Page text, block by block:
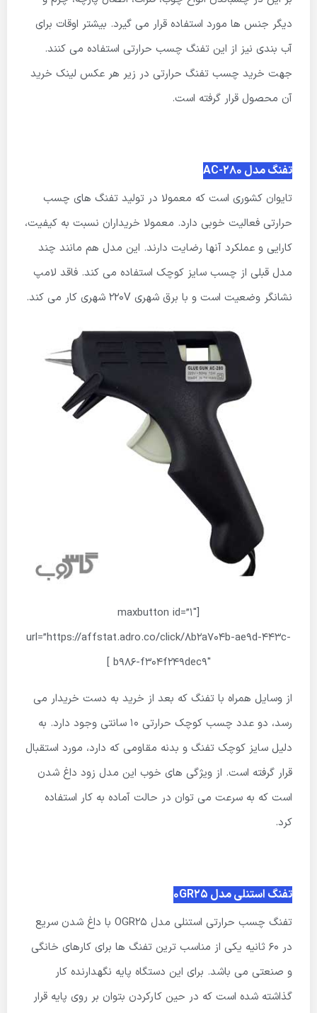
دیگر جنس ها مورد استفاده قرار می گیرد. بیشتر اوقات برای
آب بندی نیز از این تفنگ چسب حرارتی استفاده می کنند.
جهت خرید چسب تفنگ حرارتی در زیر هر عکس لینک خرید
آن محصول قرار گرفته است.
تفنگ مدل AC-280
تایوان کشوری است که معمولا در تولید تفنگ های چسب
حرارتی فعالیت خوبی دارد. معمولا خریداران نسبت به کیفیت،
کارایی و عملکرد آنها رضایت دارند. این مدل هم مانند چند
مدل قبلی از چسب سایز کوچک استفاده می کند. فاقد لامپ
نشانگر وضعیت است و با برق شهری 220V شهری کار می کند.
[maxbutton id=”1″
url=”https://affstat.adro.co/click/8b2a704b-ae9d-443c-
b986-f304f249dec9″ ]
از وسایل همراه با تفنگ که بعد از خرید به دست خریدار می
رسد، دو عدد چسب کوچک حرارتی 10 سانتی وجود دارد. به
دلیل سایز کوچک تفنگ و بدنه مقاومی که دارد، مورد استقبال
قرار گرفته است. از ویژگی های خوب این مدل زود داغ شدن
است که به سرعت می توان در حالت آماده به کار استفاده
کرد.
تفنگ استنلی مدل 0GR25
تفنگ چسب حرارتی استنلی مدل OGR25 با داغ شدن سریع
در 60 ثانیه یکی از مناسب ترین تفنگ ها برای کارهای خانگی
و صنعتی می باشد. برای این دستگاه پایه نگهدارنده کار
گذاشته شده است که در حین کارکردن بتوان بر روی پایه قرار